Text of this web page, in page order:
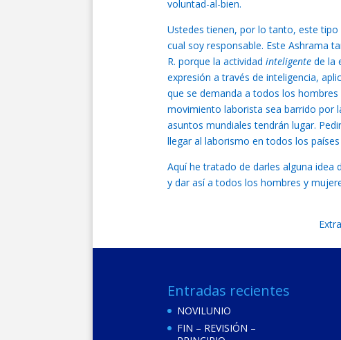
voluntad-al-bien.
Ustedes tienen, por lo tanto, este
cual soy responsable. Este Ashrama
R. porque la actividad inteligente de la
expresión a través de inteligencia,
que se demanda a todos los
movimiento laborista sea barrido por
asuntos mundiales tendrán lugar.
llegar al laborismo en todos los
Aquí he tratado de darles alguna idea
y dar así a todos los hombres y
Entradas recientes
NOVILUNIO
FIN – REVISIÓN –